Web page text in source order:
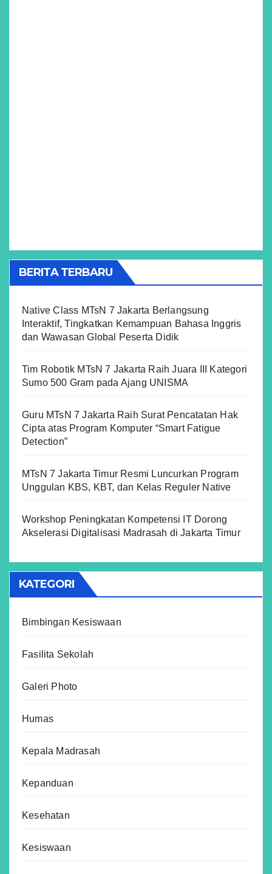
BERITA TERBARU
Native Class MTsN 7 Jakarta Berlangsung
Interaktif, Tingkatkan Kemampuan Bahasa Inggris
dan Wawasan Global Peserta Didik
Tim Robotik MTsN 7 Jakarta Raih Juara III Kategori
Sumo 500 Gram pada Ajang UNISMA
Guru MTsN 7 Jakarta Raih Surat Pencatatan Hak
Cipta atas Program Komputer “Smart Fatigue
Detection”
MTsN 7 Jakarta Timur Resmi Luncurkan Program
Unggulan KBS, KBT, dan Kelas Reguler Native
Workshop Peningkatan Kompetensi IT Dorong
Akselerasi Digitalisasi Madrasah di Jakarta Timur
KATEGORI
Bimbingan Kesiswaan
Fasilita Sekolah
Galeri Photo
Humas
Kepala Madrasah
Kepanduan
Kesehatan
Kesiswaan